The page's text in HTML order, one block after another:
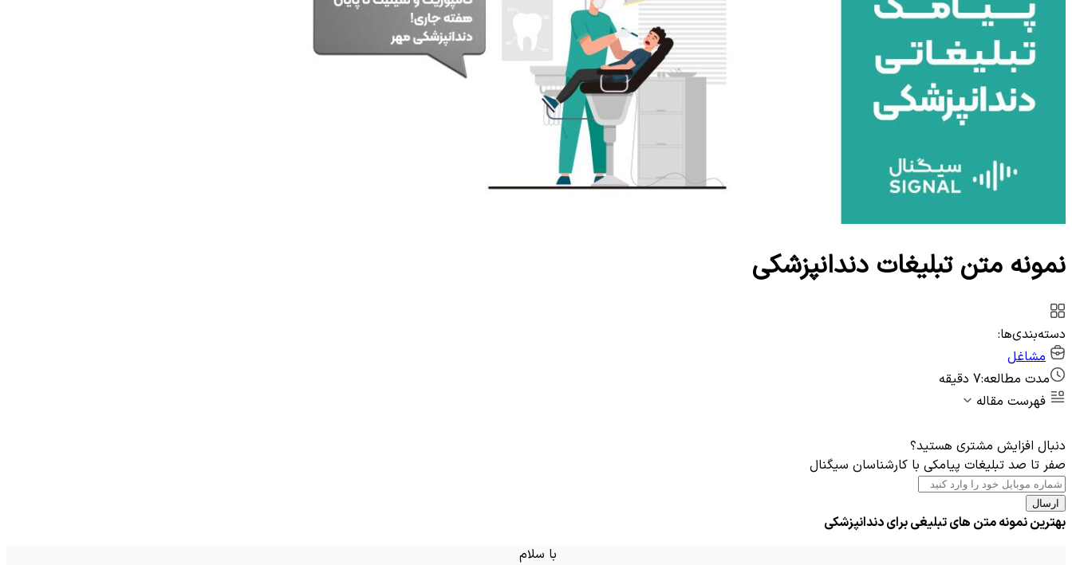
نمونه متن تبلیغات دندانپزشکی
دسته‌بندی‌ها:
مشاغل
مدت مطالعه:7 دقیقه
فهرست مقاله
دنبال افزایش مشتری هستید؟
صفر تا صد تبلیغات پیامکی با کارشناسان سیگنال
ارسال
بهترین نمونه متن های تبلیغی برای دندانپزشکی
با سلام